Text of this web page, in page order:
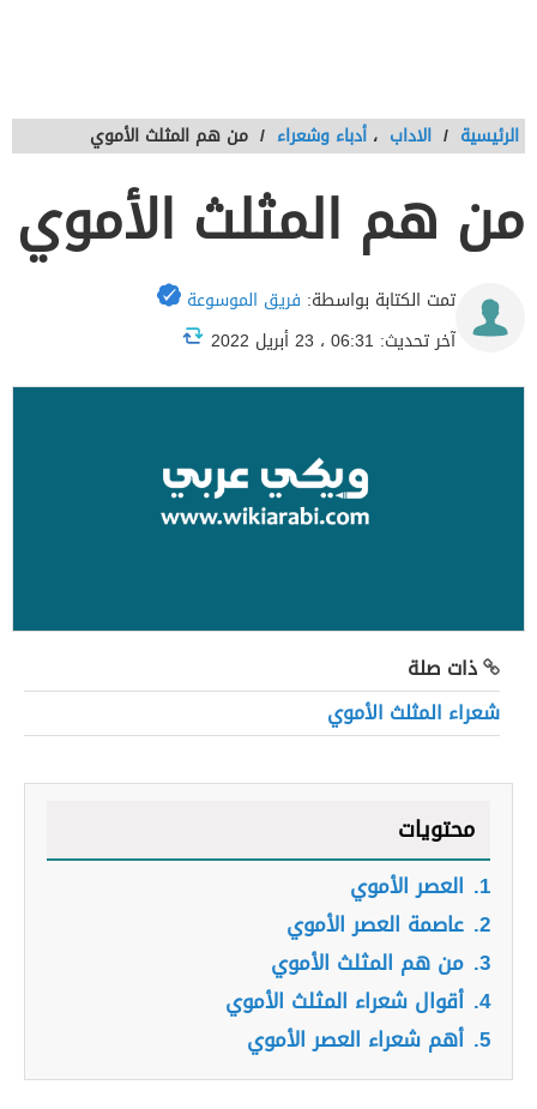
الرئيسية / الاداب ، أدباء وشعراء / من هم المثلث الأموي
من هم المثلث الأموي
تمت الكتابة بواسطة: فريق الموسوعة
آخر تحديث: 06:31 ، 23 أبريل 2022
ذات صلة
شعراء المثلث الأموي
محتويات
1. العصر الأموي
2. عاصمة العصر الأموي
3. من هم المثلث الأموي
4. أقوال شعراء المثلث الأموي
5. أهم شعراء العصر الأموي